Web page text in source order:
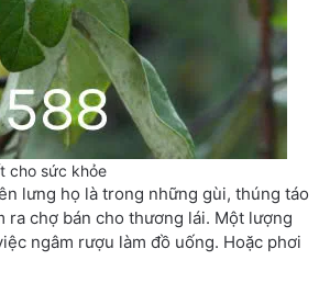
cho sức khỏe
lưng họ là trong những gùi, thúng táo
ra chợ bán cho thương lái. Một lượng
ngâm rượu làm đồ uống. Hoặc phơi